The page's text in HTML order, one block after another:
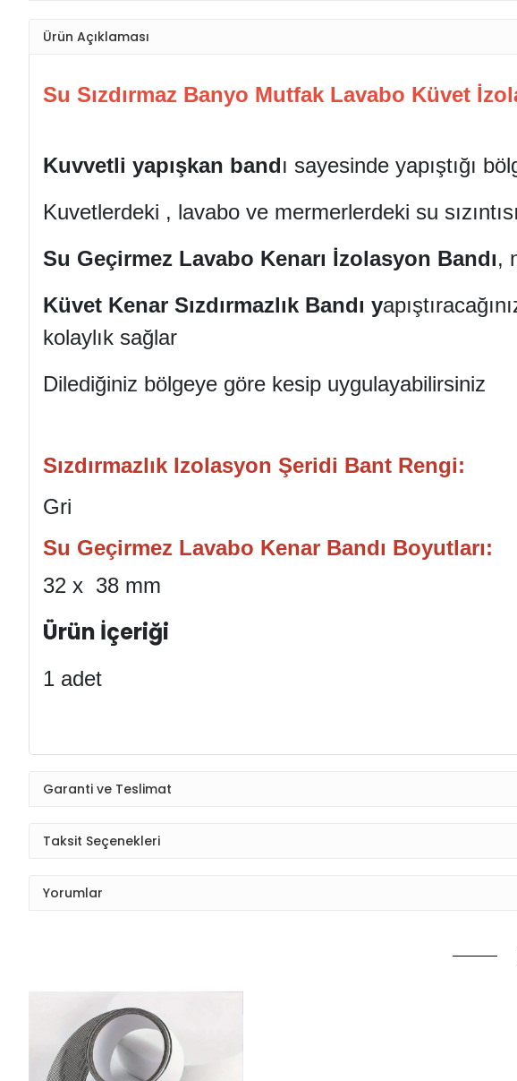
Ürün Açıklaması
Su Sızdırmaz Banyo Mutfak Lavabo Küvet
Kuvvetli yapışkan bandı sayesinde yapıştığı
Kuvetlerdeki , lavabo ve mermerlerdeki su
Su Geçirmez Lavabo Kenarı İzolasyon Bandı,
Küvet Kenar Sızdırmazlık Bandı y
kolaylık sağlar
Dilediğiniz bölgeye göre kesip uygulayabilirsiniz
Sızdırmazlık Izolasyon Şeridi Bant Rengi:
Gri
Su Geçirmez Lavabo Kenar Bandı Boyutları:
32 x 38 mm
Ürün İçeriği
1 adet
Garanti ve Teslimat
Taksit Seçenekleri
Yorumlar